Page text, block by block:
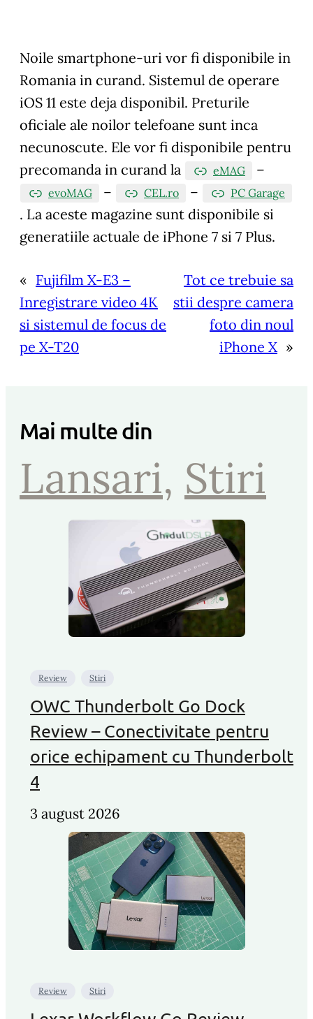
Noile smartphone-uri vor fi disponibile in
Romania in curand. Sistemul de operare
iOS 11 este deja disponibil. Preturile
oficiale ale noilor telefoane sunt inca
necunoscute. Ele vor fi disponibile pentru
precomanda in curand la
eMAG –
evoMAG – CEL.ro – PC Garage
. La aceste magazine sunt disponibile si
generatiile actuale de iPhone 7 si 7 Plus.
« Fujifilm X-E3 –
Inregistrare video 4K
si sistemul de focus de
pe X-T20
Tot ce trebuie sa
stii despre camera
foto din noul
iPhone X »
Mai multe din
Lansari, Stiri
Review Stiri
OWC Thunderbolt Go Dock
Review – Conectivitate pentru
orice echipament cu Thunderbolt
4
3 august 2026
Review Stiri